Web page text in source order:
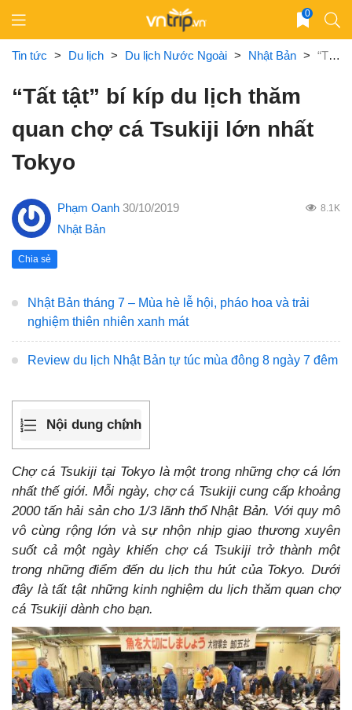
content
0
Tin tức > Du lịch > Du lịch Nước Ngoài > Nhật Bản > “Tất tật” bí kíp du lịch thăm quan chợ cá Tsukiji lớn nhất Tokyo
“Tất tật” bí kíp du lịch thăm
quan chợ cá Tsukiji lớn nhất
Tokyo
Phạm Oanh 30/10/2019 8.1K
Nhật Bản
Chia sẻ
Nhật Bản tháng 7 – Mùa hè lễ hội, pháo hoa và trải
nghiệm thiên nhiên xanh mát
Review du lịch Nhật Bản tự túc mùa đông 8 ngày 7 đêm
Nội dung chính
Chợ cá Tsukiji tại Tokyo là một trong những chợ cá lớn
nhất thế giới. Mỗi ngày, chợ cá Tsukiji cung cấp khoảng
2000 tấn hải sản cho 1/3 lãnh thổ Nhật Bản. Với quy mô
vô cùng rộng lớn và sự nhộn nhịp giao thương xuyên
suốt cả một ngày khiến chợ cá Tsukiji trở thành một
trong những điểm đến du lịch thu hút của Tokyo. Dưới
đây là tất tật những kinh nghiệm du lịch thăm quan chợ
cá Tsukiji dành cho bạn.